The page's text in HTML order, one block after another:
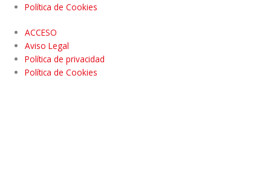
Política de Cookies
ACCESO
Aviso Legal
Política de privacidad
Política de Cookies